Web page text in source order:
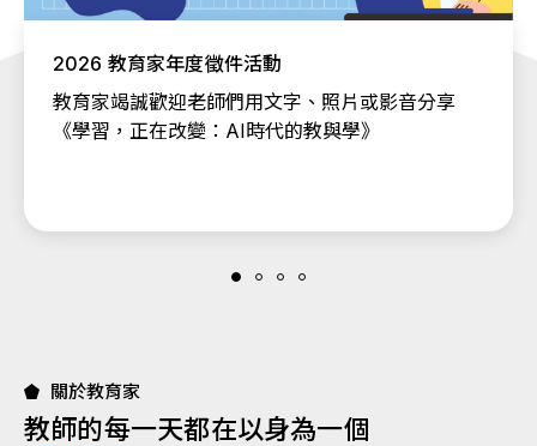
2026 教育家年度徵件活動
教育家竭誠歡迎老師們用文字、照片或影音分享
《學習，正在改變：AI時代的教與學》
關於教育家
教師的每一天都在以身為一個